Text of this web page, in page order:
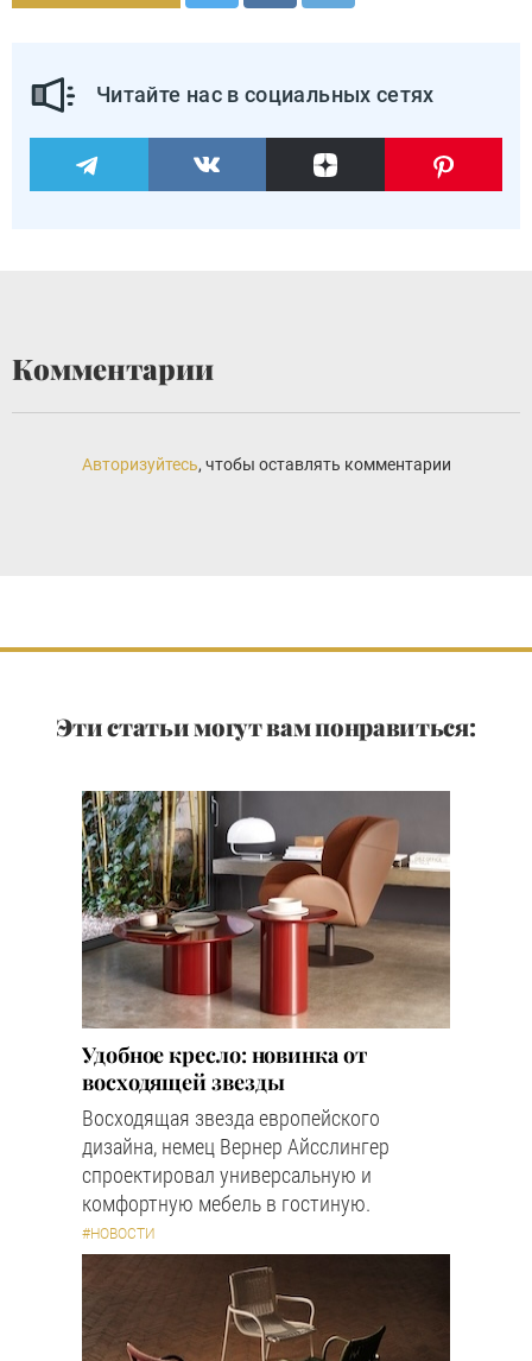
Читайте нас в социальных сетях
Комментарии
Авторизуйтесь, чтобы оставлять комментарии
Эти статьи могут вам понравиться:
Удобное кресло: новинка от
восходящей звезды
Восходящая звезда европейского
дизайна, немец Вернер Айсслингер
спроектировал универсальную и
комфортную мебель в гостиную.
#НОВОСТИ